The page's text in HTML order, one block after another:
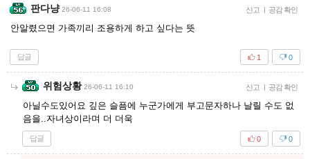
판다냥 26-06-11 16:08 신고 | 공감 확인
안알렸으면 가족끼리 조용하게 하고 싶다는 뜻
답글 0
1
위험상황 26-06-11 16:10 신고 | 공감 확인
아닐수도있어요 깊은 슬픔에 누군가에게 부고문자하나 날릴 수도 없
음을..자녀상이라며 더 더욱
답글 0
0